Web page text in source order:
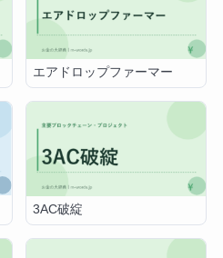
エアドロップファーマー
3AC破綻